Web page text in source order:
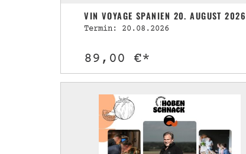
VIN VOYAGE SPANIEN 20. AUGUST 2026
Termin: 20.08.2026
89,00 €*